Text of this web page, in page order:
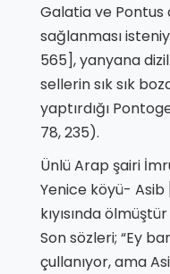
Galatia ve Pontus
sağlanması
565], yanyana
sellerin sık sık
yaptırdığı
78, 235).
Ünlü Arap şairi
Yenice köyü-
kıyısında
Son sözleri; “Ey
çullanıyor, ama